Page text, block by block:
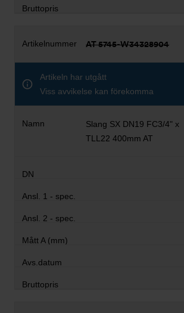
AT 5745-W34328904
Artikeln har utgått
Viss avvikelse kan förekomma
Slang SX DN19 FC3/4" x
TLL22 400mm AT